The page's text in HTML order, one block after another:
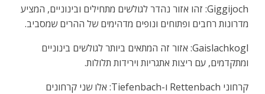
Giggijoch: זהו אזור נהדר לגולשים מתחילים ובינוניים, המציע
מדרונות רחבים ופתוחים ונופים מדהימים של ההרים שמסביב.
Gaislachkogl: אזור זה המתאים ביותר לגולשים בינוניים
ומתקדמים, עם ריצות אתגריות וירידות תלולות.
קרחוני Rettenbach ו-Tiefenbach: אלו שני קרחונים